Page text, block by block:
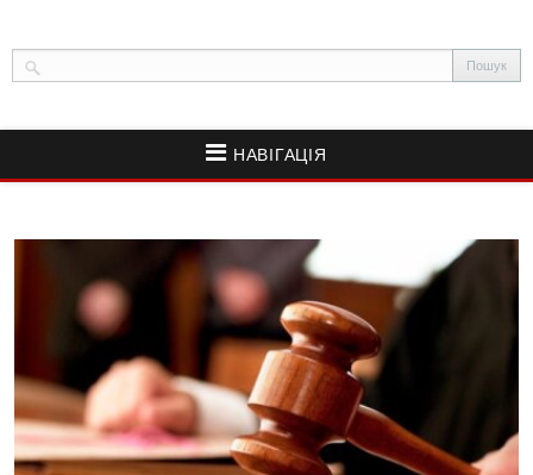
НАВІГАЦІЯ